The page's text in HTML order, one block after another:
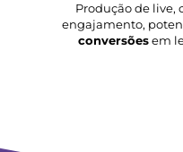
Produção de live,
engajamento,
conversõesem